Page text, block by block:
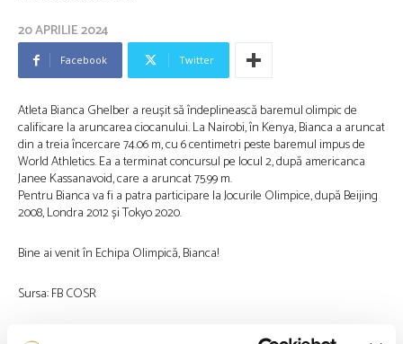
20 APRILIE 2024
Facebook Twitter
Atleta Bianca Ghelber a reușit să îndeplinească baremul olimpic de
calificare la aruncarea ciocanului. La Nairobi, în Kenya, Bianca a aruncat
din a treia încercare 74.06 m, cu 6 centimetri peste baremul impus de
World Athletics. Ea a terminat concursul pe locul 2, după americanca
Janee Kassanavoid, care a aruncat 75.99 m.
Pentru Bianca va fi a patra participare la Jocurile Olimpice, după Beijing
2008, Londra 2012 și Tokyo 2020.
Bine ai venit în Echipa Olimpică, Bianca!
Sursa: FB COSR